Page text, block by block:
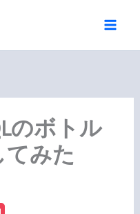
のボトル
みた